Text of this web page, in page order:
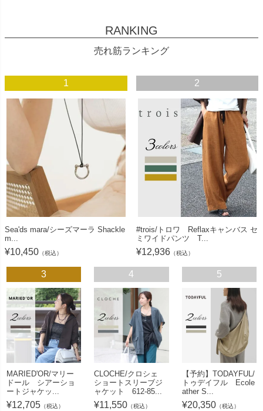
RANKING
売れ筋ランキング
1
Sea'ds mara/シーズマーラ Shackle
m...
¥10,450 （税込）
2
#trois/トロワ Reflaxキャンバス セ
ミワイドパンツ T...
¥12,936（税込）
3
MARIED'OR/マリー
ドール シアーショ
ートジャケッ...
¥12,705 （税込）
4
CLOCHE/クロシェ
ショートスリーブジ
ャケット 612-85...
¥11,550 （税込）
5
【予約】TODAYFUL/
トゥデイフル Ecole
ather S...
¥20,350（税込）